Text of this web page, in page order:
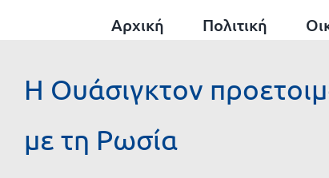
Αρχική Πολιτική
Η Ουάσιγκτον
με τη Ρωσία